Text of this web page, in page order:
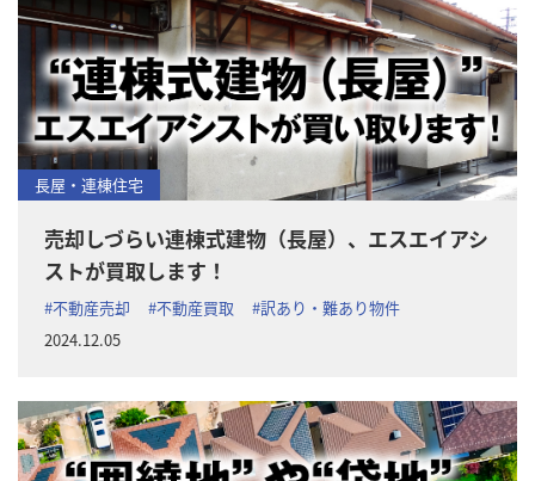
長屋・連棟住宅
売却しづらい連棟式建物（長屋）、エスエイアシ
ストが買取します！
#不動産売却 #不動産買取
#訳あり・難あり物件
2024.12.05